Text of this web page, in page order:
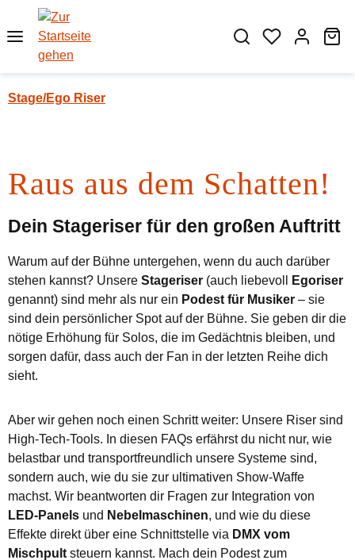
Zum Hauptinhalt springen
Stage/Ego Riser
Raus aus dem Schatten!
Dein Stageriser für den großen Auftritt
Warum auf der Bühne untergehen, wenn du auch darüber
stehen kannst? Unsere Stageriser (auch liebevoll
Egoriser
genannt) sind mehr als nur ein Podest für Musiker – sie
sind dein persönlicher Spot auf der Bühne. Sie geben dir die
nötige Erhöhung für Solos, die im Gedächtnis bleiben, und
sorgen dafür, dass auch der Fan in der letzten Reihe dich
sieht.
Aber wir gehen noch einen Schritt weiter: Unsere Riser sind
High-Tech-Tools. In diesen FAQs erfährst du nicht nur, wie
belastbar und transportfreundlich unsere Systeme sind,
sondern auch, wie du sie zur ultimativen Show-Waffe
machst. Wir beantworten dir Fragen zur Integration von
LED-Panels und Nebelmaschinen, und wie du diese
Effekte direkt über eine Schnittstelle via DMX vom
Mischpult steuern kannst. Mach dein Podest zum